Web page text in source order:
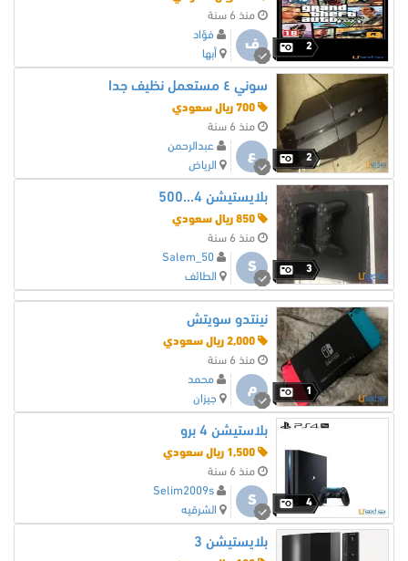
2
منذ 6 سنة
ف
فؤاد
أبها
2
سوني ٤ مستعمل نظيف جدا
منذ 6 سنة
ع
عبدالرحمن
الرياض
3
بلايستيشن 4...500
منذ 6 سنة
S
Salem_50
الطائف
1
نينتدو سويتش
منذ 6 سنة
م
محمد
جيزان
4
بلاستيشن 4 برو
منذ 6 سنة
S
Selim2009s
الشرقيه
بلايستيشن 3